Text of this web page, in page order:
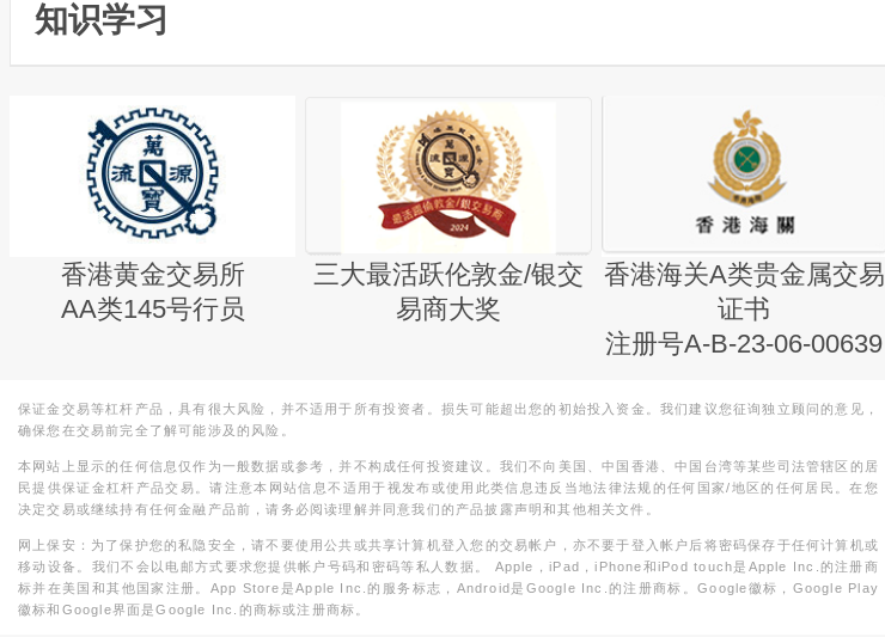
知识学习
香港黄金交易所
AA类145号行员
三大最活跃伦敦金/银交
易商大奖
香港海关A类贵金属交易
证书
注册号A-B-23-06-00639
保证金交易等杠杆产品，具有很大风险，并不适用于所有投资者。损失可能超出您的初始投入资金。我们建议您征询独立顾问的意见，
确保您在交易前完全了解可能涉及的风险。
本网站上显示的任何信息仅作为一般数据或参考，并不构成任何投资建议。我们不向美国、中国香港、中国台湾等某些司法管辖区的居
民提供保证金杠杆产品交易。请注意本网站信息不适用于视发布或使用此类信息违反当地法律法规的任何国家/地区的任何居民。在您
决定交易或继续持有任何金融产品前，请务必阅读理解并同意我们的产品披露声明和其他相关文件。
网上保安：为了保护您的私隐安全，请不要使用公共或共享计算机登入您的交易帐户，亦不要于登入帐户后将密码保存于任何计算机或
移动设备。我们不会以电邮方式要求您提供帐户号码和密码等私人数据。 Apple，iPad，iPhone和iPod touch是Apple Inc.的注册商
标并在美国和其他国家注册。App Store是Apple Inc.的服务标志，Android是Google Inc.的注册商标。Google徽标，Google Play
徽标和Google界面是Google Inc.的商标或注册商标。